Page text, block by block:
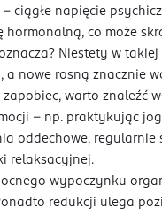
– ciągłe napięcie
hormonalną, co może
Niestety w
a nowe rosną znacznie
warto znaleźć
– np. praktykując
oddechowe, regularnie
relaksacyjnej.
wypoczynku
redukcji ulega